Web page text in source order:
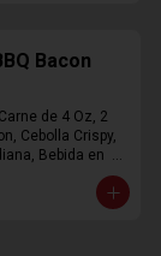
Bacon
de 4 Oz, 2
Cebolla Crispy,
Bebida en